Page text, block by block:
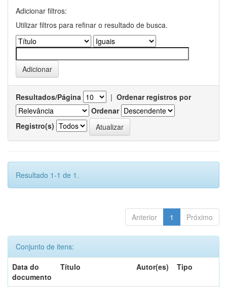
Adicionar filtros:
Utilizar filtros para refinar o resultado de busca.
Resultados/Página | Ordenar registros por
Ordenar
Registro(s)
Resultado 1-1 de 1.
Anterior 1 Próximo
Conjunto de itens:
Data do
documento
Título Autor(es) Tipo